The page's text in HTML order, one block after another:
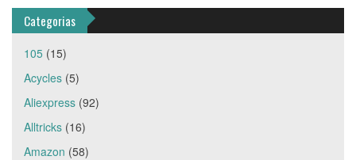
Categorias
105 (15)
Acycles (5)
Aliexpress (92)
Alltricks (16)
Amazon (58)